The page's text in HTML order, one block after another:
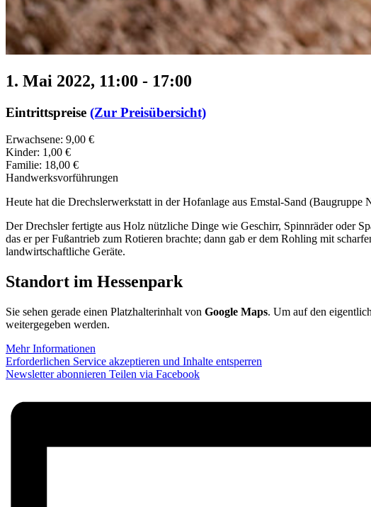
1. Mai 2022, 11:00 - 17:00
Eintrittspreise (Zur Preisübersicht)
Erwachsene: 9,00 €
Kinder: 1,00 €
Familie: 18,00 €
Handwerksvorführungen
Heute hat die Drechslerwerkstatt in der Hofanlage aus Emstal-Sand
Der Drechsler fertigte aus Holz nützliche Dinge wie Geschirr, Spinnräder oder
das er per Fußantrieb zum Rotieren brachte; dann gab er dem Rohling mit
landwirtschaftliche Geräte.
Standort im Hessenpark
Sie sehen gerade einen Platzhalterinhalt von Google Maps. Um auf den
weitergegeben werden.
Mehr Informationen
Erforderlichen Service akzeptieren und Inhalte entsperren
Newsletter abonnieren Teilen via Facebook